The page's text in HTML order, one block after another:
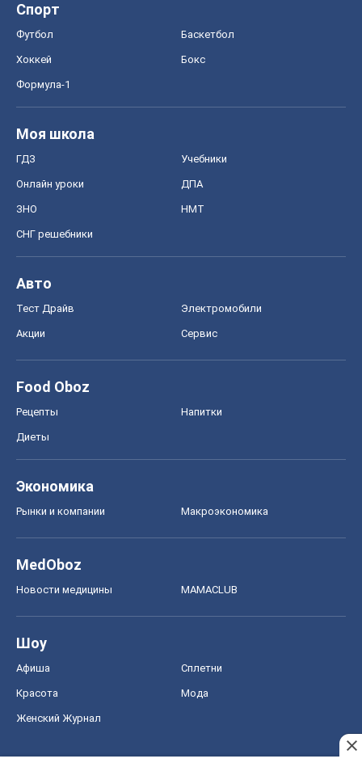
Спорт
Футбол Баскетбол
Хоккей Бокс
Формула-1
Моя школа
ГДЗ Учебники
Онлайн уроки ДПА
ЗНО НМТ
СНГ решебники
Авто
Тест Драйв Электромобили
Акции Сервис
Food Oboz
Рецепты Напитки
Диеты
Экономика
Рынки и компании Mакроэкономика
MedOboz
Новости медицины MAMACLUB
Шоу
Афиша Сплетни
Красота Мода
Женский Журнал